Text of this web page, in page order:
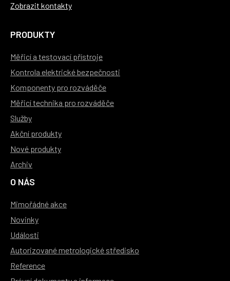
Zobrazit kontakty
PRODUKTY
Měřicí a testovací přístroje
Kontrola elektrické bezpečnosti
Komponenty pro rozváděče
Měřicí technika pro rozváděče
Služby
Akční produkty
Nové produkty
Archiv
O NÁS
Mimořádné akce
Novinky
Události
Autorizované metrologické středisko
Reference